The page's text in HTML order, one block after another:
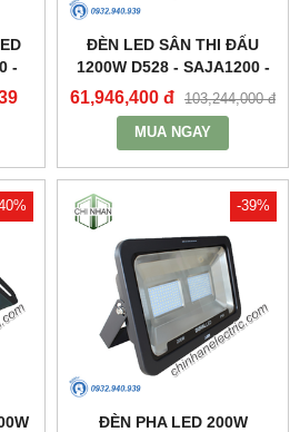
-
ĐÈN LED SÂN THI ĐẤU
1200W D528 - SAJA1200 -
DUHAL
61,946,400 đ 103,244,000 đ
MUA NGAY
-39%
ĐÈN PHA LED 200W